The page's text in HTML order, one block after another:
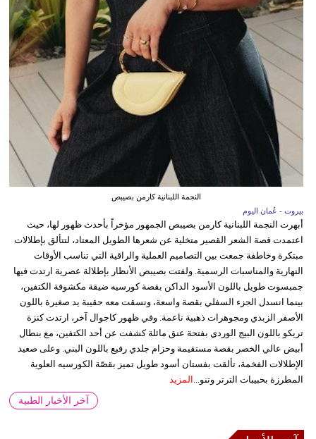
النجمة اللبنانية كارمن بصيبص
بيروت - عُمان اليوم
أبهرت النجمة اللبنانية كارمن بصيبص الجمهور مؤخراً بأحدث ظهور لها، حيث
اعتمدت قصة الشعر القصير متخلية عن شعرها الطويل المعتاد، لتتألق بإطلالات
مبتكرة وخاطفة جمعت بين التصاميم العملية والراقية التي تناسب الأوقات
النهارية والمناسبات الرسمية. ولفتت بصيبص الأنظار بإطلالة عصرية ارتدت فيها
جمبسوت طويل باللون الأسود الداكن بقصة كورسيه ضيقة مكشوفة الكتفين،
بينما انسدل الجزء السفلي بقصة واسعة، ونسقت معه حقيبة يد صغيرة باللون
الأصفر الزبدي ومجوهرات ذهبية ناعمة. وفي ظهور كاجوال آخر، ارتدت كنزة
تريكو باللون البيج الوردي بفتحة عنق مائلة كشفت عن أحد الكتفين، مع بنطال
أبيض عالي الخصر بقصة مستقيمة وحزام جلدي رفيع باللون البني. وعلى صعيد
الإطلالات الفخمة، تألقت بفستان أسود طويل تميز بقصّة الكورسيه العلوية
المطرزة بحبيبات الترتر وتنو... المزيد
آخر الأخبار الطبية